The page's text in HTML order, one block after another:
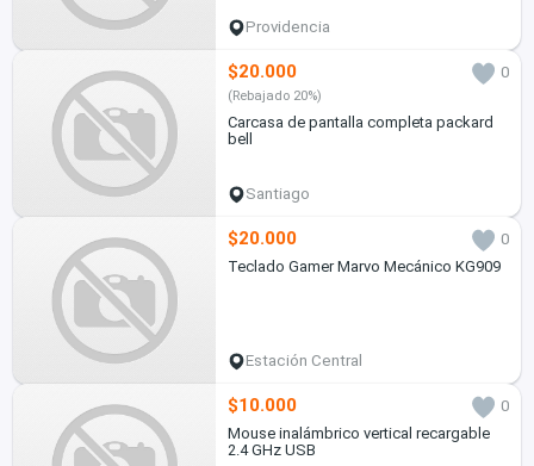
Providencia
$20.000 0
(Rebajado 20%)
Carcasa de pantalla completa packard
bell
Santiago
$20.000
0
Teclado Gamer Marvo Mecánico KG909
Estación Central
$10.000
0
Mouse inalámbrico vertical recargable
2.4 GHz USB